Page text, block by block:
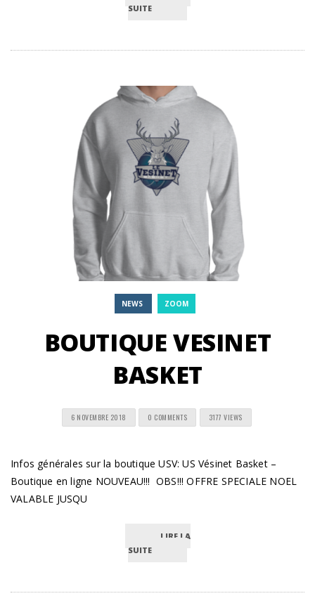
SUITE
NEWS ZOOM
BOUTIQUE VESINET
BASKET
6 NOVEMBRE 2018 0 COMMENTS 3177 VIEWS
Infos générales sur la boutique USV: US Vésinet Basket –
Boutique en ligne NOUVEAU!!! OBS!!! OFFRE SPECIALE NOEL
VALABLE JUSQU
LIRE LA
SUITE